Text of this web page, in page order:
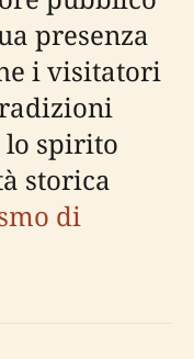
presenza
i visitatori
lo spirito
storica
di